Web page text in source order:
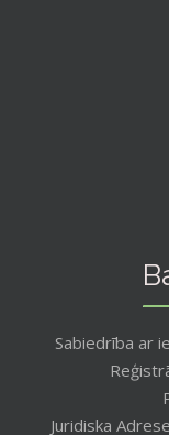
Sabiedrība ar
Juridiska